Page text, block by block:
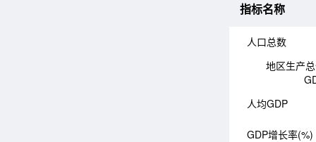
指标名称
人口总数
地区生产
人均GDP
GDP增长率(%)